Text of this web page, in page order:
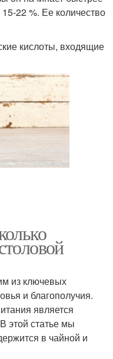
22 %. Ее количество
кислоты, входящие
из ключевых
и благополучия.
является
этой статье мы
в чайной и